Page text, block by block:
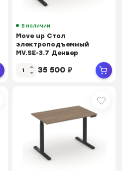
В наличии
Move up Стол
электроподъемный
MV.SE-3.7 Денвер
Светлый/Металл Черный
1380*720...
35 500 ₽